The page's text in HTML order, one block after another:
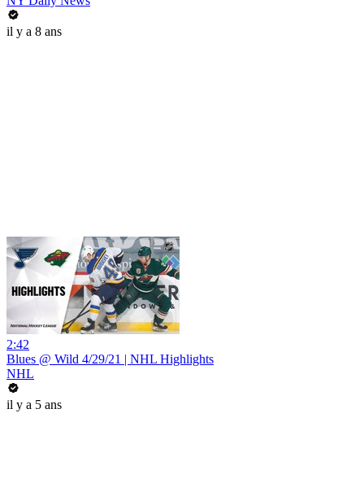
il y a 8 ans
2:42
Blues @ Wild 4/29/21 | NHL Highlights
NHL
il y a 5 ans